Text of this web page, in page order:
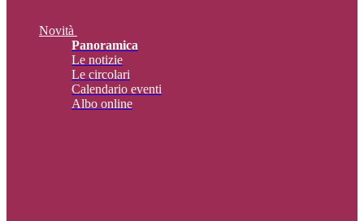
Novità
Panoramica
Le notizie
Le circolari
Calendario eventi
Albo online